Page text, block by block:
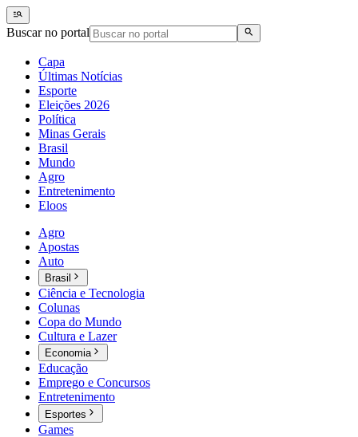
Buscar no portal
Capa
Últimas Notícias
Esporte
Eleições 2026
Política
Minas Gerais
Brasil
Mundo
Agro
Entretenimento
Eloos
Agro
Apostas
Auto
Brasil
Ciência e Tecnologia
Colunas
Copa do Mundo
Cultura e Lazer
Economia
Educação
Emprego e Concursos
Entretenimento
Esportes
Games